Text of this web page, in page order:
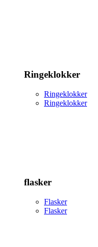
Ringeklokker
Ringeklokker
Ringeklokker
flasker
Flasker
Flasker